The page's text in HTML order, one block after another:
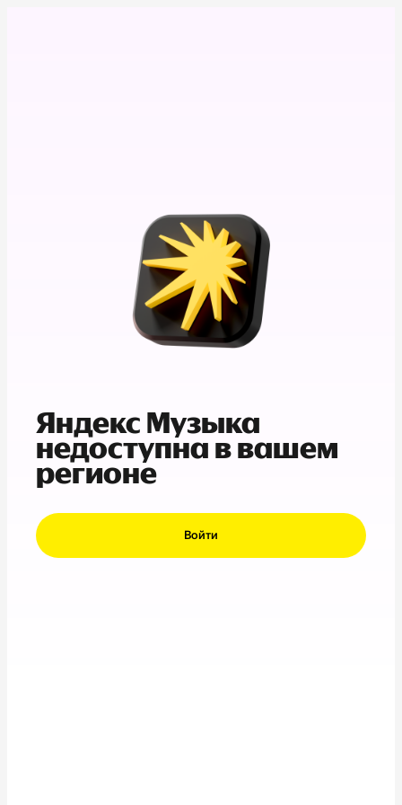
Яндекс Музыка
недоступна в вашем
регионе
Войти